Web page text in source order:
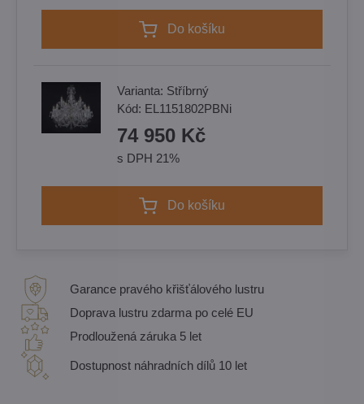
Do košíku
Varianta: Stříbrný
Kód: EL1151802PBNi
74 950 Kč
s DPH 21%
Do košíku
Garance pravého křišťálového lustru
Doprava lustru zdarma po celé EU
Prodloužená záruka 5 let
Dostupnost náhradních dílů 10 let